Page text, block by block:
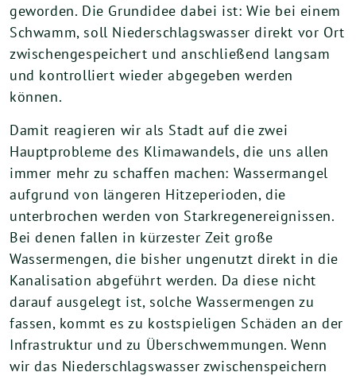
geworden. Die Grundidee dabei ist: Wie bei einem
Schwamm, soll Niederschlagswasser direkt vor Ort
zwischengespeichert und anschließend langsam
und kontrolliert wieder abgegeben werden
können.
Damit reagieren wir als Stadt auf die zwei
Hauptprobleme des Klimawandels, die uns allen
immer mehr zu schaffen machen: Wassermangel
aufgrund von längeren Hitzeperioden, die
unterbrochen werden von Starkregenereignissen.
Bei denen fallen in kürzester Zeit große
Wassermengen, die bisher ungenutzt direkt in die
Kanalisation abgeführt werden. Da diese nicht
darauf ausgelegt ist, solche Wassermengen zu
fassen, kommt es zu kostspieligen Schäden an der
Infrastruktur und zu Überschwemmungen. Wenn
wir das Niederschlagswasser zwischenspeichern